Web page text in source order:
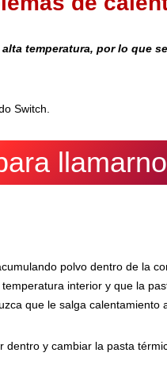
temperatura, por lo que
Switch.
polvo dentro de la
interior y que la
que le salga calentamiento
y cambiar la pasta